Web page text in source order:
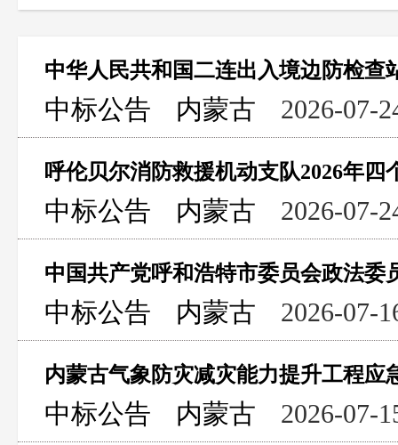
中华人民共和国二连出入境边防检查
中标公告 内蒙古 2026-07-
中标公告 内蒙古 2026-07-
中标公告 内蒙古 2026-07-
内蒙古气象防灾减灾能力提升工程
中标公告 内蒙古 2026-07-